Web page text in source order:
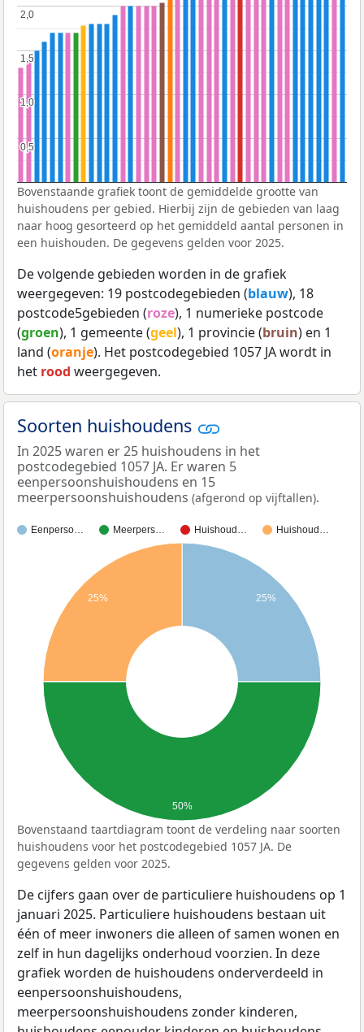
0,5
0,5
1,0
1,0
1,5
1,5
2,0
2,0
Bovenstaande grafiek toont de gemiddelde grootte van
huishoudens per gebied. Hierbij zijn de gebieden van laag
naar hoog gesorteerd op het gemiddeld aantal personen in
een huishouden. De gegevens gelden voor 2025.
De volgende gebieden worden in de grafiek
weergegeven: 19 postcodegebieden (blauw), 18
postcode5gebieden (roze), 1 numerieke postcode
(groen), 1 gemeente (geel), 1 provincie (bruin) en 1
land (oranje). Het postcodegebied 1057 JA wordt in
het rood weergegeven.
Soorten huishoudens
In 2025 waren er 25 huishoudens in het
postcodegebied 1057 JA. Er waren 5
eenpersoonshuishoudens en 15
meerpersoonshuishoudens (afgerond op vijftallen).
Eenperso… Meerpers… Huishoud… Huishoud…
25%
25%
50%
Bovenstaand taartdiagram toont de verdeling naar soorten
huishoudens voor het postcodegebied 1057 JA. De
gegevens gelden voor 2025.
De cijfers gaan over de particuliere huishoudens op 1
januari 2025. Particuliere huishoudens bestaan uit
één of meer inwoners die alleen of samen wonen en
zelf in hun dagelijks onderhoud voorzien. In deze
grafiek worden de huishoudens onderverdeeld in
eenpersoonshuishoudens,
meerpersoonshuishoudens zonder kinderen,